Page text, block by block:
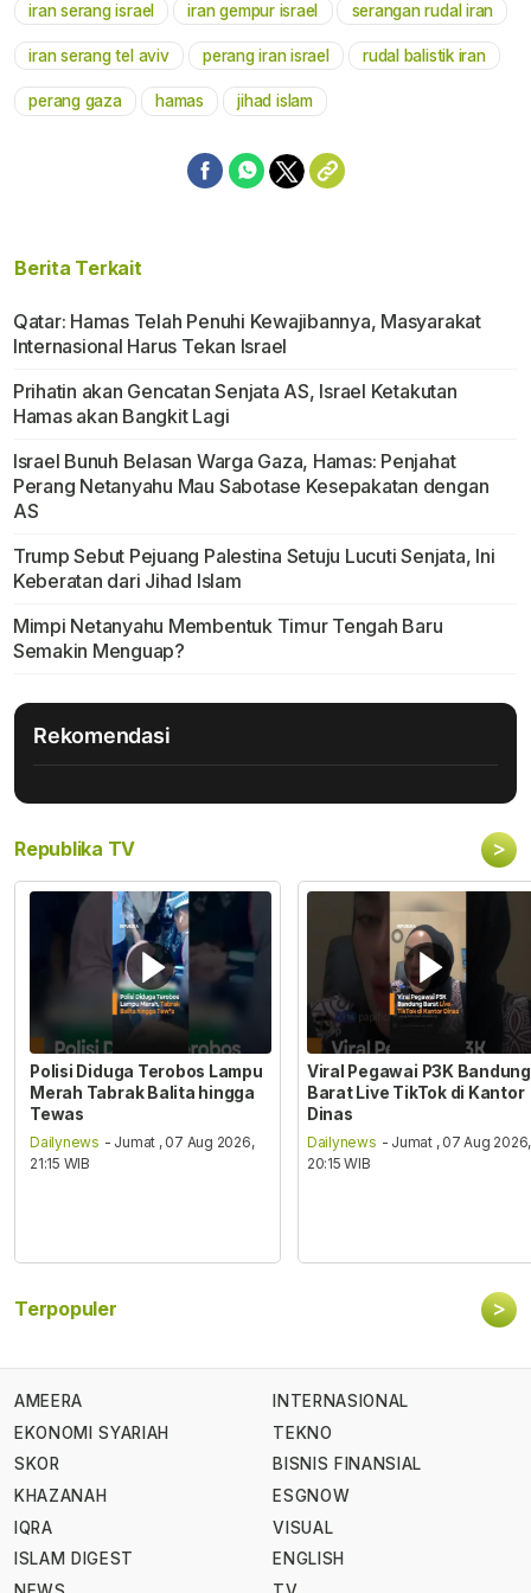
iran serang israel iran gempur israel serangan rudal iran
iran serang tel aviv perang iran israel rudal balistik iran
perang gaza hamas jihad islam
Berita Terkait
Qatar: Hamas Telah Penuhi Kewajibannya, Masyarakat
Internasional Harus Tekan Israel
Prihatin akan Gencatan Senjata AS, Israel Ketakutan
Hamas akan Bangkit Lagi
Israel Bunuh Belasan Warga Gaza, Hamas: Penjahat
Perang Netanyahu Mau Sabotase Kesepakatan dengan
AS
Trump Sebut Pejuang Palestina Setuju Lucuti Senjata, Ini
Keberatan dari Jihad Islam
Mimpi Netanyahu Membentuk Timur Tengah Baru
Semakin Menguap?
Rekomendasi
Republika TV >
Polisi Diduga Terobos Lampu
Merah Tabrak Balita hingga
Tewas
Dailynews - Jumat , 07 Aug 2026,
21:15 WIB
Viral Pegawai P3K Bandung
Barat Live TikTok di Kantor
Dinas
Dailynews - Jumat , 07 Aug 2026,
20:15 WIB
Terpopuler >
AMEERA
EKONOMI SYARIAH
SKOR
KHAZANAH
IQRA
ISLAM DIGEST
INTERNASIONAL
TEKNO
BISNIS FINANSIAL
ESGNOW
VISUAL
ENGLISH